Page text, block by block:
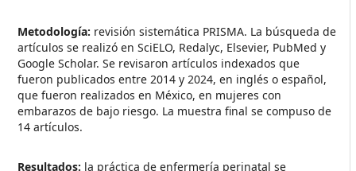
Metodología: revisión sistemática PRISMA. La búsqueda de
artículos se realizó en SciELO, Redalyc, Elsevier, PubMed y
Google Scholar. Se revisaron artículos indexados que
fueron publicados entre 2014 y 2024, en inglés o español,
que fueron realizados en México, en mujeres con
embarazos de bajo riesgo. La muestra final se compuso de
14 artículos.
Resultados: la práctica de enfermería perinatal se